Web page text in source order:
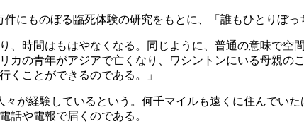
にものぼる臨死体験の研究をもとに、「誰もひとりぼっ
時間はもはやなくなる。同じように、普通の意味で空
カの青年がアジアで亡くなり、ワシントンにいる母親の
くことができるのである。」
が経験しているという。何千マイルも遠くに住んでい
話や電報で届くのである。